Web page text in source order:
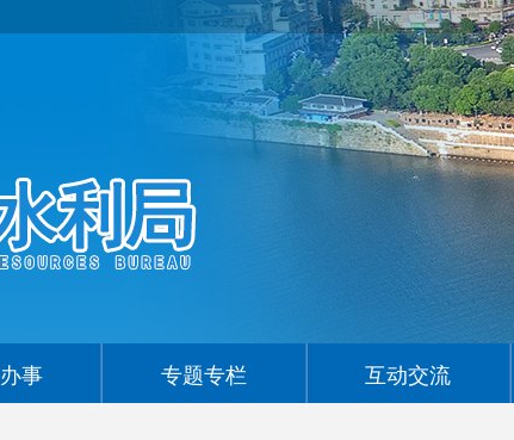
事 专题专栏 互动交流